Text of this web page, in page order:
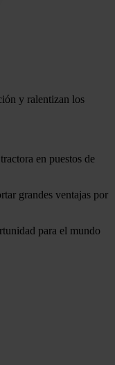
y ralentizan los
en puestos de
grandes ventajas por
para el mundo